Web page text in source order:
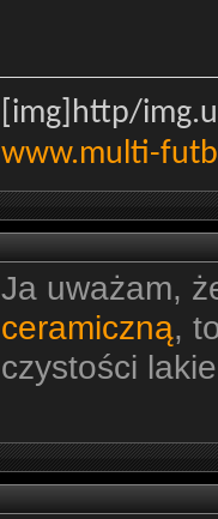
[img]http/
www.multi-
Ja uważam,
ceramiczną,
czystości